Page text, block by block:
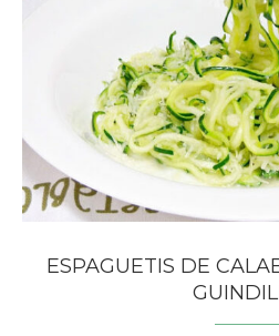
ESPAGUETIS DE